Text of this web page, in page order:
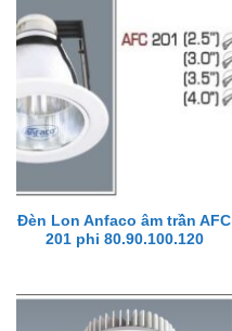
Đèn Lon Anfaco âm trần AFC
201 phi 80.90.100.120